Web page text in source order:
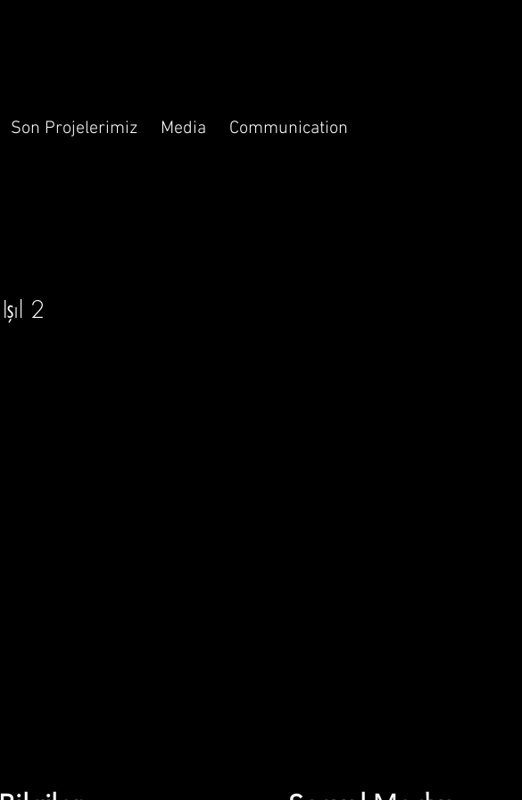
Son Projelerimiz Media Communication
Işıl 2